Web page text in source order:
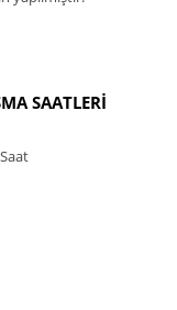
SAATLERİ